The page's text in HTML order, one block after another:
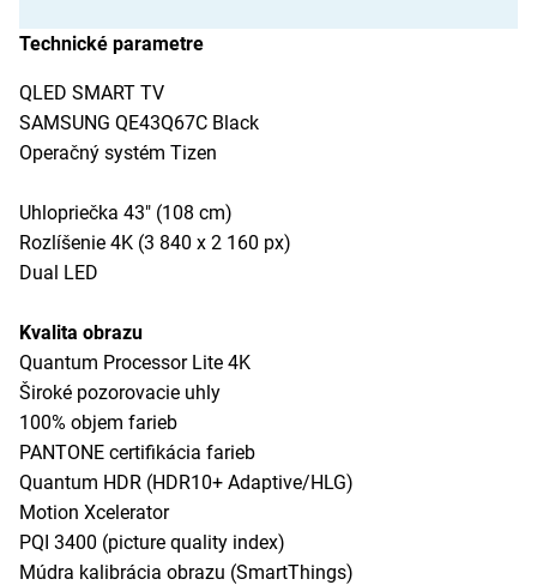
Technické parametre
QLED SMART TV
SAMSUNG QE43Q67C Black
Operačný systém Tizen
Uhlopriečka 43" (108 cm)
Rozlíšenie 4K (3 840 x 2 160 px)
Dual LED
Kvalita obrazu
Quantum Processor Lite 4K
Široké pozorovacie uhly
100% objem farieb
PANTONE certifikácia farieb
Quantum HDR (HDR10+ Adaptive/HLG)
Motion Xcelerator
PQI 3400 (picture quality index)
Múdra kalibrácia obrazu (SmartThings)